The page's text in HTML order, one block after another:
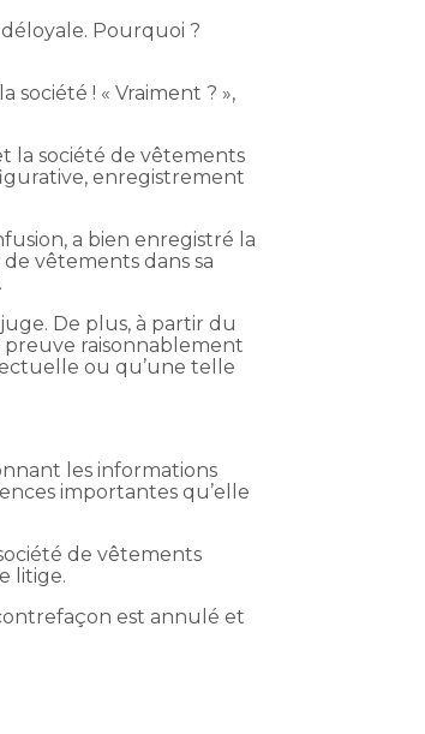
Pourquoi ?
société ! « Vraiment ? »,
la société de vêtements
enregistrement
a bien enregistré la
vêtements dans sa
De plus, à partir du
raisonnablement
ou qu’une telle
les informations
importantes qu’elle
de vêtements
litige.
est annulé et